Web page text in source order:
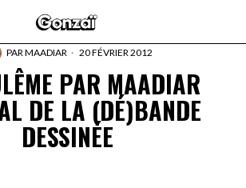
PARMAADIAR 20 FÉVRIER 2012
PAR MAADIAR
DE LA (DÉ)BANDE
DESSINÉE